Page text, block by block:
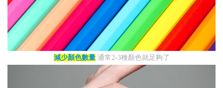
減少顏色數量通常2-3種顏色就足夠了